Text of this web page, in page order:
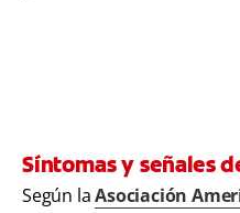
Síntomas y señales
Según laAsociación